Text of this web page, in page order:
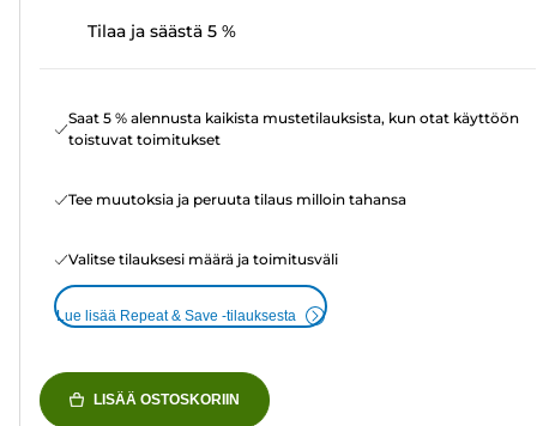
Tilaa ja säästä 5 %
Saat 5 % alennusta kaikista mustetilauksista, kun otat käyttöön
toistuvat toimitukset
Tee muutoksia ja peruuta tilaus milloin tahansa
Valitse tilauksesi määrä ja toimitusväli
Lue lisää Repeat & Save -tilauksesta
LISÄÄ OSTOSKORIIN